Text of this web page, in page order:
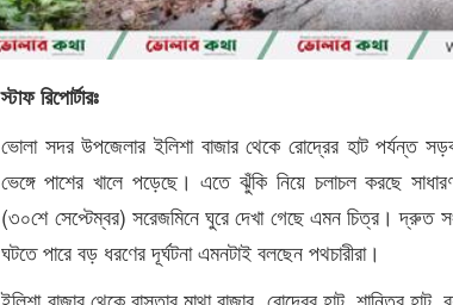
স্টাফ রিপোর্টারঃ
ভোলা সদর উপজেলার ইলিশা বাজার থেকে রোদ্রের হাট পর্যন্ত
ভেঙ্গে পাশের খালে পড়েছে। এতে ঝুঁকি নিয়ে চলাচল করছে
(৩০শে সেপ্টেম্বর) সরেজমিনে ঘুরে দেখা গেছে এমন চিত্র। দ্রুত
ঘটতে পারে বড় ধরণের দূর্ঘটনা এমনটাই বলছেন পথচারীরা।